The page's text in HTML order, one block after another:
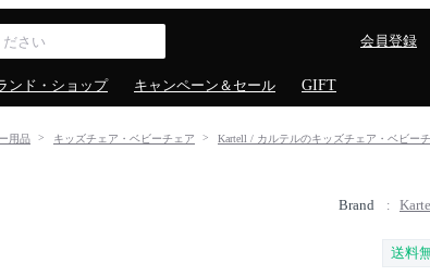
会員登録
ンド・ショップ キャンペーン＆セール GIFT
用品 キッズチェア・ベビーチェア Kartell / カルテルのキッズチェア・ベビー
Brand
送料